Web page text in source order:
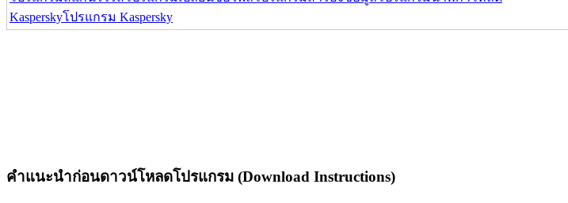
Kasperskyโปรแกรม Kaspersky
คำแนะนำก่อนดาวน์โหลดโปรแกรม (Download Instructions)